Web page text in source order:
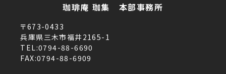
珈琲庵 珈集 本部事務所
〒673-0433
兵庫県三木市福井2165-1
TEL:0794-88-6690
FAX:0794-88-6909